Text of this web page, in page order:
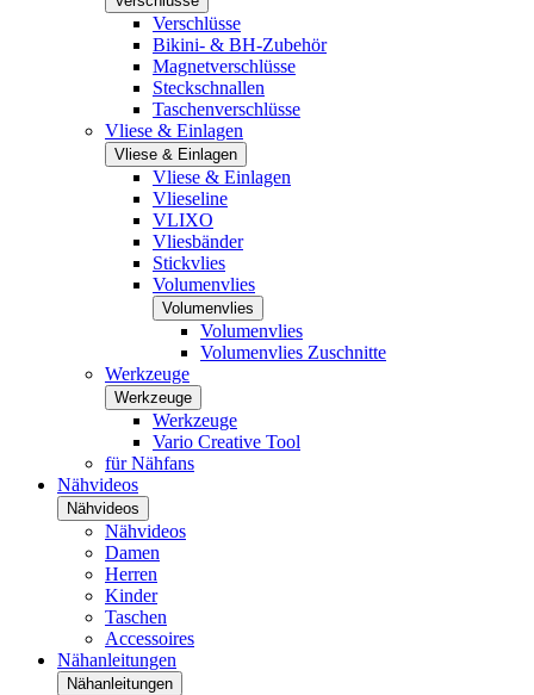
Verschlüsse
Bikini- & BH-Zubehör
Magnetverschlüsse
Steckschnallen
Taschenverschlüsse
Vliese & Einlagen
Vliese & Einlagen
Vliese & Einlagen
Vlieseline
VLIXO
Vliesbänder
Stickvlies
Volumenvlies
Volumenvlies
Volumenvlies
Volumenvlies Zuschnitte
Werkzeuge
Werkzeuge
Werkzeuge
Vario Creative Tool
für Nähfans
Nähvideos
Nähvideos
Nähvideos
Damen
Herren
Kinder
Taschen
Accessoires
Nähanleitungen
Nähanleitungen